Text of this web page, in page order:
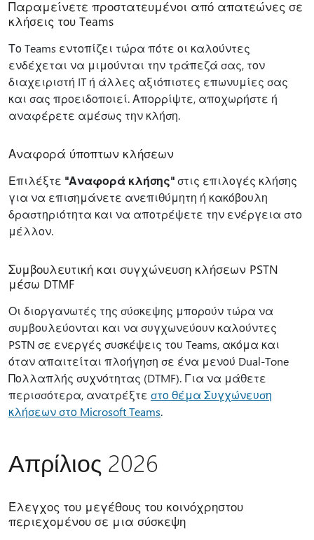
Παραμείνετε προστατευμένοι από απατεώνες σε
κλήσεις του Teams
Το Teams εντοπίζει τώρα πότε οι καλούντες
ενδέχεται να μιμούνται την τράπεζά σας, τον
διαχειριστή IT ή άλλες αξιόπιστες επωνυμίες σας
και σας προειδοποιεί. Απορρίψτε, αποχωρήστε ή
αναφέρετε αμέσως την κλήση.
Αναφορά ύποπτων κλήσεων
Επιλέξτε "Αναφορά κλήσης"στις επιλογές κλήσης
για να επισημάνετε ανεπιθύμητη ή κακόβουλη
δραστηριότητα και να αποτρέψετε την ενέργεια στο
μέλλον.
Συμβουλευτική και συγχώνευση κλήσεων PSTN
μέσω DTMF
Οι διοργανωτές της σύσκεψης μπορούν τώρα να
συμβουλεύονται και να συγχωνεύουν καλούντες
PSTN σε ενεργές συσκέψεις του Teams, ακόμα και
όταν απαιτείται πλοήγηση σε ένα μενού Dual-Tone
Πολλαπλής συχνότητας (DTMF). Για να μάθετε
περισσότερα, ανατρέξτε στο θέμα Συγχώνευση
κλήσεων στο Microsoft Teams.
Απρίλιος 2026
Έλεγχος του μεγέθους του κοινόχρηστου
περιεχομένου σε μια σύσκεψη